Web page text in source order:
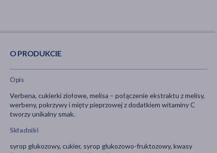
O PRODUKCIE
Opis
Verbena, cukierki ziołowe, melisa – połączenie ekstraktu z melisy,
werbeny, pokrzywy i mięty pieprzowej z dodatkiem witaminy C
tworzy unikalny smak.
Składniki
syrop glukozowy, cukier, syrop glukozowo-fruktozowy, kwasy